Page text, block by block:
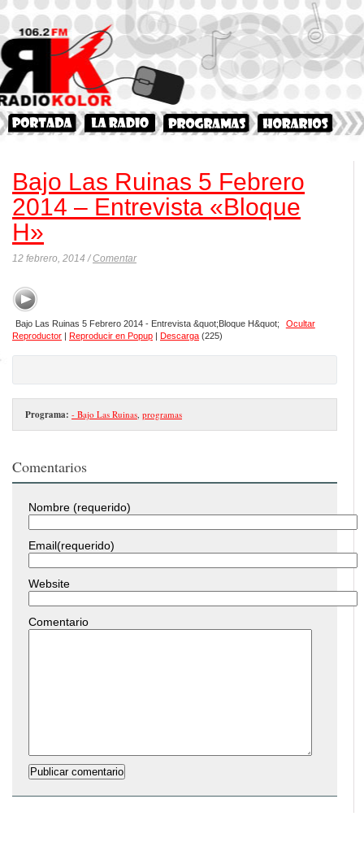
Bajo Las Ruinas 5 Febrero
2014 – Entrevista «Bloque
H»
12 febrero, 2014 /Comentar
Bajo Las Ruinas 5 Febrero 2014 - Entrevista &quot;Bloque H&quot;
Ocultar
Reproductor | Reproducir en Popup | Descarga (225)
Programa: - Bajo Las Ruinas programas
Comentarios
Nombre (requerido)
Email(requerido)
Website
Comentario